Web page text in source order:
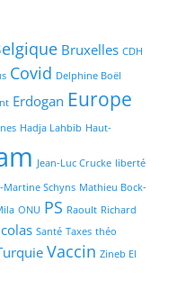
Bruxelles CDH
Covid Delphine Boël
Erdogan Europe
Hadja Lahbib Haut-
Jean-Luc Crucke liberté
Martine Schyns Mathieu Bock-
ONU PS Raoult Richard
Santé Taxes théo
Vaccin Zineb El